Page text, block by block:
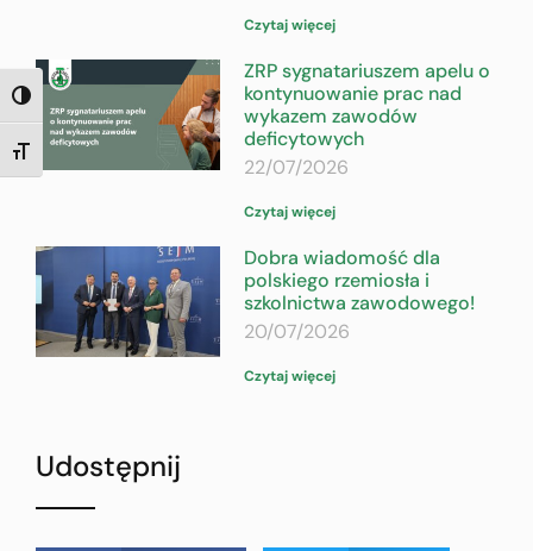
TOGGLE HIGH CONTRAST
TOGGLE FONT SIZE
Czytaj więcej
ZRP sygnatariuszem apelu o
kontynuowanie prac nad
wykazem zawodów
deficytowych
22/07/2026
Czytaj więcej
Dobra wiadomość dla
polskiego rzemiosła i
szkolnictwa zawodowego!
20/07/2026
Czytaj więcej
Udostępnij